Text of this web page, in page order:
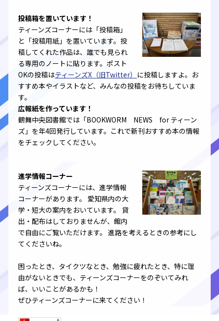
投稿箱を置いています！
ティーンズコーナーには「投稿箱」
と「投稿用紙」を置いています。投
稿してくれた作品は、誰でも見られ
る専用のノートに貼ります。ポスト
OKの投稿はティーンズX（旧Twitter） に投稿しますよ。 お
すすめ本やイラストなど、みんなの投稿をお待ちしていま
す。
広報紙を作っています！
鶴舞中央図書館では「BOOKWORM NEWS for ティーン
ズ」を年4回発行しています。これで新刊おすすめ本の情報
をチェックしてください。
進学情報コーナー
ティーンズコーナーには、進学情報
コーナーがあります。 愛知県内の大
学・短大の案内をおいています。 貸
出・配布はしておりませんが、館内
で自由にご覧いただけます。 進路を考えるときの参考にし
てくださいね。
困ったとき、タイクツなとき、勉強に疲れたとき、特に理
由がないときでも、ティーンズコーナーをのぞいてみれ
ば、いいことがあるかも！
ぜひティーンズコーナーに来てください！